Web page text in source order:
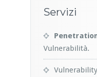
Servizi
Vulnerabilità.